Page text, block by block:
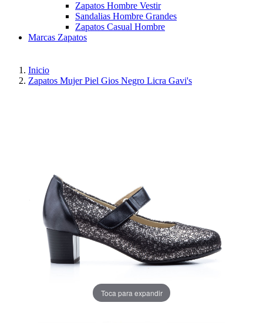
Zapatos Hombre Vestir
Sandalias Hombre Grandes
Zapatos Casual Hombre
Marcas Zapatos
Inicio
Zapatos Mujer Piel Gios Negro Licra Gavi's
Toca para expandir